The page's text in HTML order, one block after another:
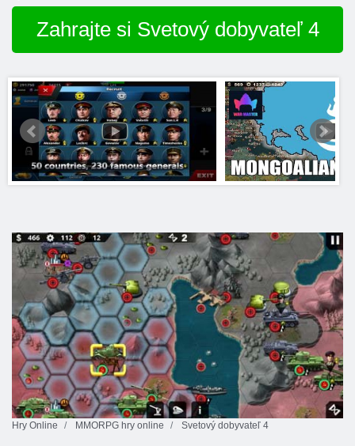
Zahrajte si Svetový dobyvateľ 4
Hry Online MMORPG hry online Svetový dobyvateľ 4